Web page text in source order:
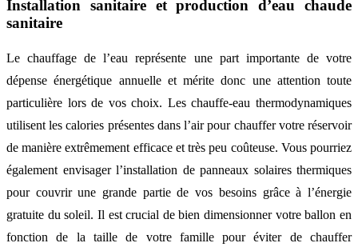
Installation sanitaire et production d’eau chaude
sanitaire
Le chauffage de l’eau représente une part importante de votre
dépense énergétique annuelle et mérite donc une attention toute
particulière lors de vos choix. Les chauffe-eau thermodynamiques
utilisent les calories présentes dans l’air pour chauffer votre réservoir
de manière extrêmement efficace et très peu coûteuse. Vous pourriez
également envisager l’installation de panneaux solaires thermiques
pour couvrir une grande partie de vos besoins grâce à l’énergie
gratuite du soleil. Il est crucial de bien dimensionner votre ballon en
fonction de la taille de votre famille pour éviter de chauffer